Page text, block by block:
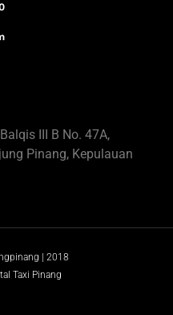
III B No. 47A,
Pinang, Kepulauan
| 2018
Taxi Pinang